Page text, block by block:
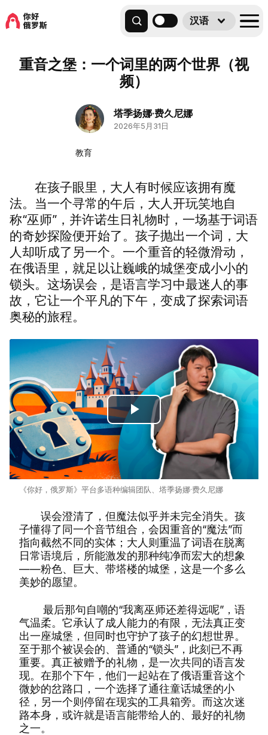
汉语
重音之堡：一个词里的两个世界（视
频）
塔季扬娜·费久尼娜
2026年5月31日
教育
在孩子眼里，大人有时候应该拥有魔
法。当一个寻常的午后，大人开玩笑地自
称“巫师”，并许诺生日礼物时，一场基于词语
的奇妙探险便开始了。孩子抛出一个词，大
人却听成了另一个。一个重音的轻微滑动，
在俄语里，就足以让巍峨的城堡变成小小的
锁头。这场误会，是语言学习中最迷人的事
故，它让一个平凡的下午，变成了探索词语
奥秘的旅程。
Play
Video
《你好，俄罗斯》平台多语种编辑团队、塔季扬娜·费久尼娜
误会澄清了，但魔法似乎并未完全消失。孩
子懂得了同一个音节组合，会因重音的“魔法”而
指向截然不同的实体；大人则重温了词语在脱离
日常语境后，所能激发的那种纯净而宏大的想象
——粉色、巨大、带塔楼的城堡，这是一个多么
美妙的愿望。
最后那句自嘲的“我离巫师还差得远呢”，语
气温柔。它承认了成人能力的有限，无法真正变
出一座城堡，但同时也守护了孩子的幻想世界。
至于那个被误会的、普通的“锁头”，此刻已不再
重要。真正被赠予的礼物，是一次共同的语言发
现。在那个下午，他们一起站在了俄语重音这个
微妙的岔路口，一个选择了通往童话城堡的小
径，另一个则停留在现实的工具箱旁。而这次迷
路本身，或许就是语言能带给人的、最好的礼物
之一。